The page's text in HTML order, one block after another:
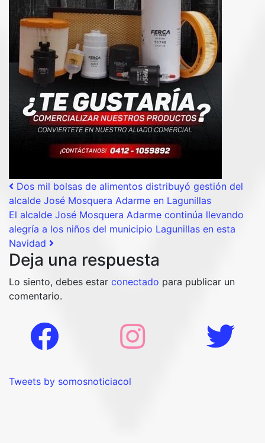
Post navigation
Dos mil bolsas de alimentos distribuyó gestión del
alcalde José Mosquera Adarme en Lagunillas
El alcalde José Mosquera Adarme continúa llevando
alegría a los niños del municipio Lagunillas en esta
Navidad
Deja una respuesta
Lo siento, debes estar conectado para publicar un
comentario.
Tweets by somosnoticiacol